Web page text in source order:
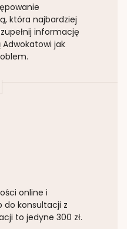
, która najbardziej
informację
jak
online i
konsultacji z
to jedyne 300 zł.